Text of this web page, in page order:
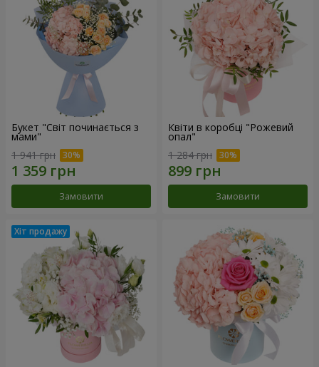
Букет "Світ починається з
мами"
1 941 грн
Замовити
Квіти в коробці "Рожевий
опал"
1 284 грн
Замовити